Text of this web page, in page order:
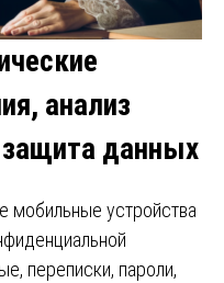
анализ
данных
устройства
переписки, пароли,